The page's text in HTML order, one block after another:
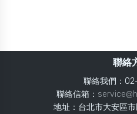
聯絡
聯絡我們：
聯絡信箱：
地址：台北市大安區